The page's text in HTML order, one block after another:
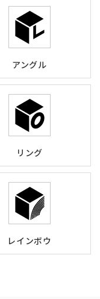
アングル
リング
レインボウ